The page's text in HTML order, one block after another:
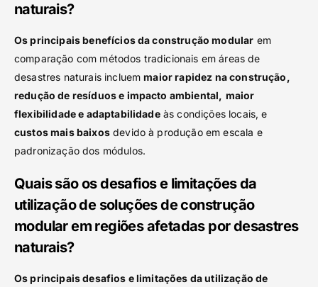
naturais?
Os principais benefícios da construção modular em
comparação com métodos tradicionais em áreas de
desastres naturais incluemmaior rapidez na construção,
redução de resíduos e impacto ambiental, maior
flexibilidade e adaptabilidadeàs condições locais, e
custos mais baixosdevido à produção em escala e
padronização dos módulos.
Quais são os desafios e limitações da
utilização de soluções de construção
modular em regiões afetadas por desastres
naturais?
Os principais desafios e limitações da utilização de